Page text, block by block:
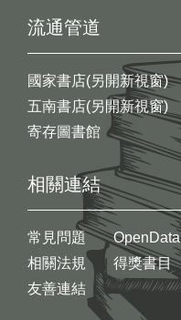
流通管道
國家書店(另開新視窗)
五南書店(另開新視窗)
寄存圖書館
相關連結
常見問題
相關法規
友善連結
OpenData
得獎書目